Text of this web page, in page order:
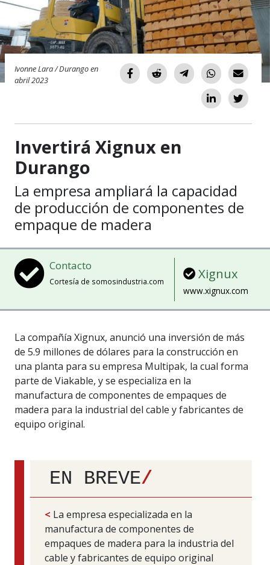
Ivonne Lara / Durango en
abril 2023
Invertirá Xignux en
Durango
La empresa ampliará la capacidad
de producción de componentes de
empaque de madera
Contacto
Cortesía de somosindustria.com Xignux
www.xignux.com
La compañía Xignux, anunció una inversión de más
de 5.9 millones de dólares para la construcción en
una planta para su empresa Multipak, la cual forma
parte de Viakable, y se especializa en la
manufactura de componentes de empaques de
madera para la industrial del cable y fabricantes de
equipo original.
EN BREVE/
< La empresa especializada en la
manufactura de componentes de
empaques de madera para la industria del
cable y fabricantes de equipo original